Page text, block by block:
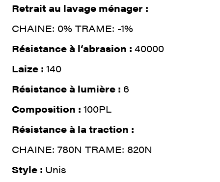
Retrait au lavage ménager :
CHAINE: 0% TRAME: -1%
Résistance à l‘abrasion : 40000
Laize : 140
Résistance à lumière : 6
Composition : 100PL
Résistance à la traction :
CHAINE: 780N TRAME: 820N
Style : Unis